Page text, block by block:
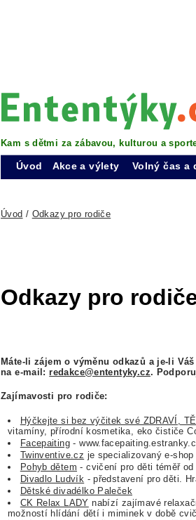
Kam s dětmi za zábavou, kulturou a
Úvod Akce a výlety Volný čas a
Úvod / Odkazy pro rodiče
Odkazy pro
Máte-li zájem o výměnu odkazů a je-li
na e-mail:redakce@ententyky.cz.
Zajímavosti pro rodiče:
Hýčkejte si bez výčitek své ZDRAVÍ,
vitamíny, přírodní kosmetika, eko čističe
Facepaiting -
Twinventive.cz je specializovaný e-
Pohyb dětem - cvičení pro děti téměř od
Divadlo Ludvík - představení pro děti.
Dětské divadélko Paleček
CK Relax LADY nabízí zajímavé
možností hlídání dětí i miminek v době